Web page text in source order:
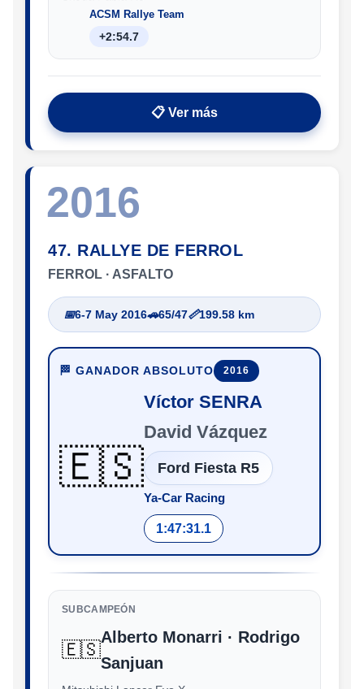
ACSM Rallye Team
+2:54.7
📋 Ver más
2016
47. RALLYE DE FERROL
FERROL · ASFALTO
📅6-7 May 2016🚗65/47📏199.58 km
🏁 GANADOR ABSOLUTO 2016
🇪🇸
Víctor SENRA
David Vázquez
Ford Fiesta R5
Ya-Car Racing
1:47:31.1
SUBCAMPEÓN
🇪🇸
Alberto Monarri · Rodrigo
Sanjuan